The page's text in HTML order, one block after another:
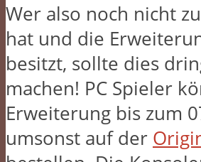
Wer also noch nicht
hat und die
besitzt, sollte dies
machen! PC Spieler
Erweiterung bis zum
umsonst auf der O